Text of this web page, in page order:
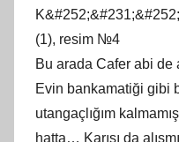
(1), resim №4
Bu arada Cafer abi de
Evin bankamatiği gibi
utangaçlığım
hatta… Karısı da